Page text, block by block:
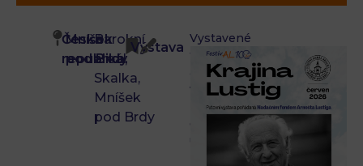
Česká
republika,
Mníšek
pod Brdy
Barokní
areál
Skalka,
Mníšek
pod Brdy
Výstava
Vystavené
fotografie
a karikatury
vytvořili
renomovaní
čeští
Fotografie